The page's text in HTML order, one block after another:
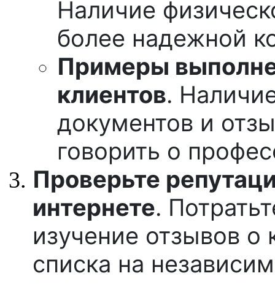
Наличие
более надежной
Примеры
клиентов.
документов и
говорить о
Проверьте
интернете.
изучение отзывов о
списка на